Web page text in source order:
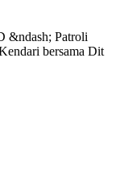
Patroli
bersama Dit